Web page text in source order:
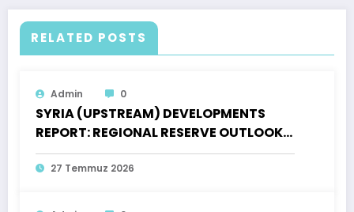
RELATED POSTS
Admin 0
SYRIA (UPSTREAM) DEVELOPMENTS
REPORT: REGIONAL RESERVE OUTLOOK,
OPEN PRODUCTION LICENSES AND AN
INVENTORY OF OPPORTUNITIES FOR
27 Temmuz 2026